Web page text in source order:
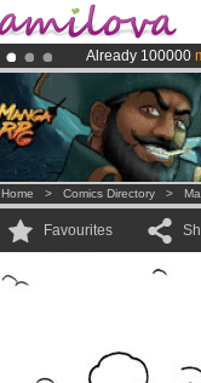
Already 100000
Amilova
Premium
Home > Comics Directory >
Favourites